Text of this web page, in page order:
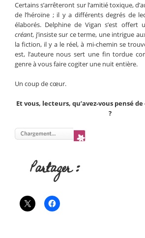
Certains s’arrêteront sur l’amitié toxique,
de l’héroïne ; il y a différents degrés de
élaborés. Delphine de Vigan s’est offert
créant, j’insiste sur ce terme, une intrigue
la fiction, il y a le réel, à mi-chemin se
est, l’auteure nous sert une fin tordue
genre à vous faire cogiter une nuit entière.
Un coup de cœur.
Et vous, lecteurs, qu’avez-vous pensé
?
Partager :